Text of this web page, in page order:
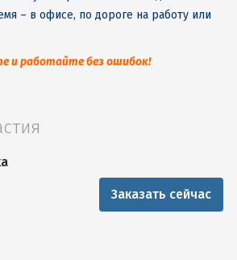
– в офисе, по дороге на работу или
и работайте без ошибок!
Заказать сейчас